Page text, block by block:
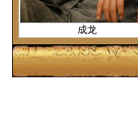
成龙